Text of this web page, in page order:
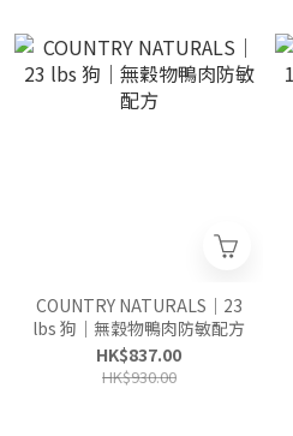
COUNTRY NATURALS｜23
lbs 狗｜無穀物鴨肉防敏配方
HK$837.00
HK$930.00